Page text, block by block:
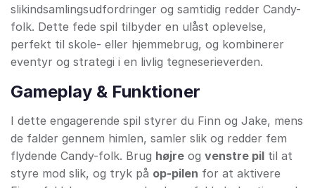
slikindsamlingsudfordringer og samtidig redder Candy-
folk. Dette fede spil tilbyder en ulåst oplevelse,
perfekt til skole- eller hjemmebrug, og kombinerer
eventyr og strategi i en livlig tegneserieverden.
Gameplay & Funktioner
I dette engagerende spil styrer du Finn og Jake, mens
de falder gennem himlen, samler slik og redder fem
flydende Candy-folk. Brug højre og venstre pil til at
styre mod slik, og tryk på op-pilen for at aktivere